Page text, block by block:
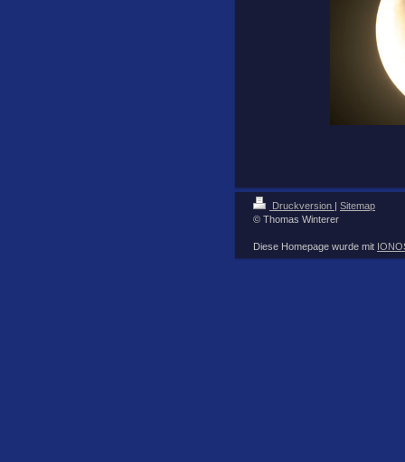
Druckversion | Sitemap
© Thomas Winterer
Diese Homepage wurde mit